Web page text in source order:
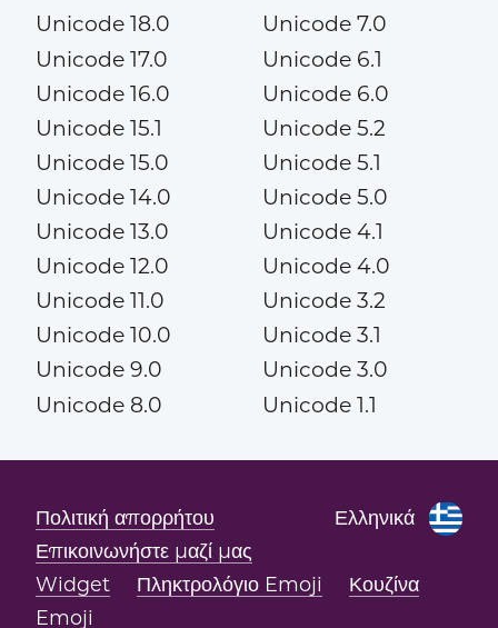
Unicode 18.0
Unicode 17.0
Unicode 16.0
Unicode 15.1
Unicode 15.0
Unicode 14.0
Unicode 13.0
Unicode 12.0
Unicode 11.0
Unicode 10.0
Unicode 9.0
Unicode 8.0
Unicode 7.0
Unicode 6.1
Unicode 6.0
Unicode 5.2
Unicode 5.1
Unicode 5.0
Unicode 4.1
Unicode 4.0
Unicode 3.2
Unicode 3.1
Unicode 3.0
Unicode 1.1
Ελληνικά
Πολιτική απορρήτου
Επικοινωνήστε μαζί μας
Widget
Πληκτρολόγιο Emoji
Κουζίνα
Emoji